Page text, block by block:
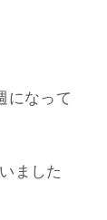
になって
ました